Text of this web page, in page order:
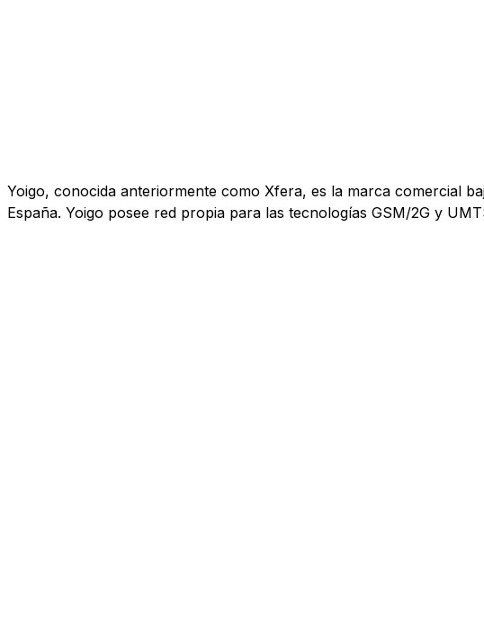
Yoigo, conocida anteriormente como Xfera, es la marca comercial
España. Yoigo posee red propia para las tecnologías GSM/2G y